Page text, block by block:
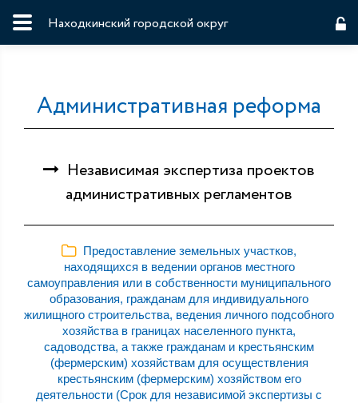
Находкинский городской округ
Административная реформа
Независимая экспертиза проектов
административных регламентов
Предоставление земельных участков,
находящихся в ведении органов местного
самоуправления или в собственности муниципального
образования, гражданам для индивидуального
жилищного строительства, ведения личного подсобного
хозяйства в границах населенного пункта,
садоводства, а также гражданам и крестьянским
(фермерским) хозяйствам для осуществления
крестьянским (фермерским) хозяйством его
деятельности (Срок для независимой экспертизы с